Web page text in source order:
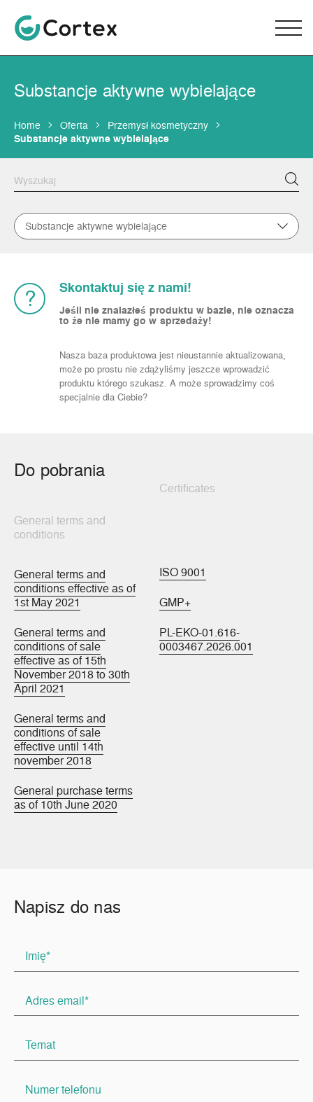
Substancje aktywne wybielające
Home Oferta Przemysł kosmetyczny
Substancje aktywne wybielające
Substancje aktywne wybielające
? Skontaktuj się z nami!
Jeśli nie znalazłeś produktu w bazie, nie oznacza
to że nie mamy go w sprzedaży!
Nasza baza produktowa jest nieustannie aktualizowana,
może po prostu nie zdążyliśmy jeszcze wprowadzić
produktu którego szukasz. A może sprowadzimy coś
specjalnie dla Ciebie?
Do pobrania
General terms and
conditions
General terms and
conditions effective as of
1st May 2021
General terms and
conditions of sale
effective as of 15th
November 2018 to 30th
April 2021
General terms and
conditions of sale
effective until 14th
november 2018
General purchase terms
as of 10th June 2020
Certificates
ISO 9001
GMP+
PL-EKO-01.616-
0003467.2026.001
Napisz do nas